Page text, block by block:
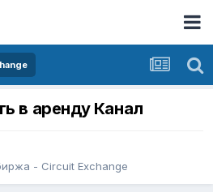
в аренду Канал
- Circuit Exchange